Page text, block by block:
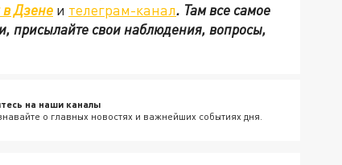
в Дзене и телеграм-канал. Там все самое
присылайте свои наблюдения, вопросы,
на наши каналы
о главных новостях и важнейших событиях дня.